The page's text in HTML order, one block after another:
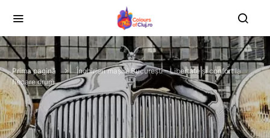
Prima pagină
Închirieri mașini București – Libertate și confort la
fiecare drum